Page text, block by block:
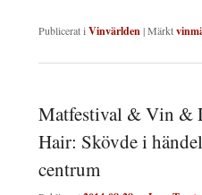
Publicerat i Vinvärlden|Märkt
Matfestival & Vin &
Hair: Skövde i
centrum